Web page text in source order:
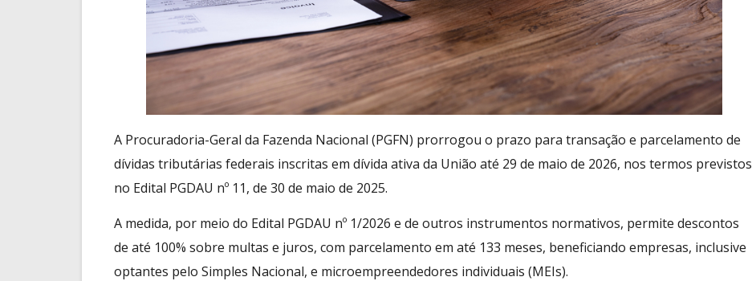
A Procuradoria-Geral da Fazenda Nacional (PGFN) prorrogou o prazo para transação e parcelamento de
dívidas tributárias federais inscritas em dívida ativa da União até 29 de maio de 2026, nos termos previstos
no Edital PGDAU nº 11, de 30 de maio de 2025.
A medida, por meio do Edital PGDAU nº 1/2026 e de outros instrumentos normativos, permite descontos
de até 100% sobre multas e juros, com parcelamento em até 133 meses, beneficiando empresas, inclusive
optantes pelo Simples Nacional, e microempreendedores individuais (MEIs).